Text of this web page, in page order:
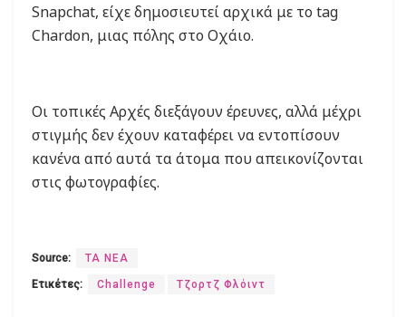
Snapchat, είχε δημοσιευτεί αρχικά με το tag
Chardon, μιας πόλης στο Οχάιο.
Οι τοπικές Αρχές διεξάγουν έρευνες, αλλά μέχρι
στιγμής δεν έχουν καταφέρει να εντοπίσουν
κανένα από αυτά τα άτομα που απεικονίζονται
στις φωτογραφίες.
Source: ΤΑ ΝΕΑ
Ετικέτες: Challenge Τζορτζ Φλόιντ